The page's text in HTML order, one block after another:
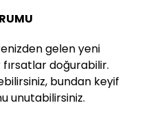
gelen yeni
doğurabilir.
bundan keyif
unutabilirsiniz.